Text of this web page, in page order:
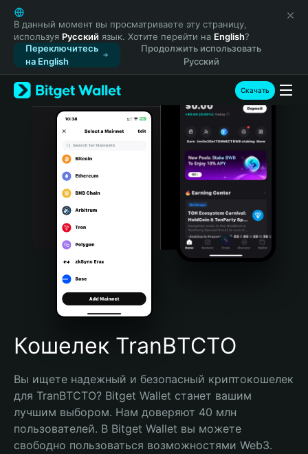
English
日本語
Tiếng Việt
Русский
Español (Latinoamérica)
Türkçe
Italiano
Português (Portugal)
Bahasa Indonesia
Português (Brasil)
Español (Argentina)
В данный момент вы просматриваете эту страницу,
используя Русский язык. Хотите перейти на English?
Переключитесь
на English
Продолжить использовать
Русский
Скачать
Кошелек TranBTCTO
Вы ищете надежный и безопасный криптокошелек
для TranBTCTO? Bitget Wallet станет вашим
лучшим выбором. Нам доверяют 40 млн
пользователей. В Bitget Wallet вы можете
свободно пользоваться возможностями Web3.